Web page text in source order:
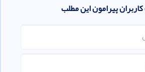
پیرامون این مطلب